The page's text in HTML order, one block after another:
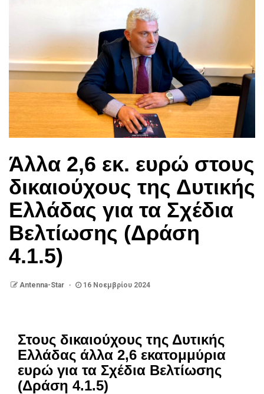
Άλλα 2,6 εκ. ευρώ στους
δικαιούχους της Δυτικής
Ελλάδας για τα Σχέδια
Βελτίωσης (Δράση
4.1.5)
Antenna-Star 16 Νοεμβρίου 2024
Στους δικαιούχους της Δυτικής
Ελλάδας άλλα 2,6 εκατομμύρια
ευρώ για τα Σχέδια Βελτίωσης
(Δράση 4.1.5)